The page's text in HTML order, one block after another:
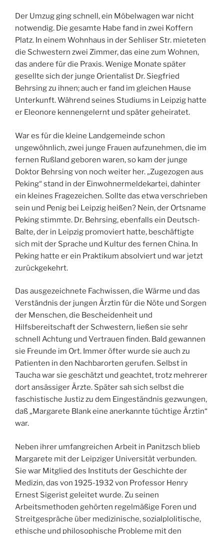
Der Umzug ging schnell, ein Möbelwagen war nicht
notwendig. Die gesamte Habe fand in zwei Koffern
Platz. In einem Wohnhaus in der Sehliser Str. mieteten
die Schwestern zwei Zimmer, das eine zum Wohnen,
das andere für die Praxis. Wenige Monate später
gesellte sich der junge Orientalist Dr. Siegfried
Behrsing zu ihnen; auch er fand im gleichen Hause
Unterkunft. Während seines Studiums in Leipzig hatte
er Eleonore kennengelernt und später geheiratet.
War es für die kleine Landgemeinde schon
ungewöhnlich, zwei junge Frauen aufzunehmen, die im
fernen Rußland geboren waren, so kam der junge
Doktor Behrsing von noch weiter her. „Zugezogen aus
Peking“ stand in der Einwohnermeldekartei, dahinter
ein kleines Fragezeichen. Sollte das etwa verschrieben
sein und Penig bei Leipzig heißen? Nein, der Ortsname
Peking stimmte. Dr. Behrsing, ebenfalls ein Deutsch-
Balte, der in Leipzig promoviert hatte, beschäftigte
sich mit der Sprache und Kultur des fernen China. In
Peking hatte er ein Praktikum absolviert und war jetzt
zurückgekehrt.
Das ausgezeichnete Fachwissen, die Wärme und das
Verständnis der jungen Ärztin für die Nöte und Sorgen
der Menschen, die Bescheidenheit und
Hilfsbereitschaft der Schwestern, ließen sie sehr
schnell Achtung und Vertrauen finden. Bald gewannen
sie Freunde im Ort. Immer öfter wurde sie auch zu
Patienten in den Nachbarorten gerufen. Selbst in
Taucha war sie geschätzt und geachtet, trotz mehrerer
dort ansässiger Ärzte. Später sah sich selbst die
faschistische Justiz zu dem Eingeständnis gezwungen,
daß „Margarete Blank eine anerkannte tüchtige Ärztin“
war.
Neben ihrer umfangreichen Arbeit in Panitzsch blieb
Margarete mit der Leipziger Universität verbunden.
Sie war Mitglied des Instituts der Geschichte der
Medizin, das von 1925-1932 von Professor Henry
Ernest Sigerist geleitet wurde. Zu seinen
Arbeitsmethoden gehörten regelmäßige Foren und
Streitgespräche über medizinische, sozialplolitische,
ethische und philosophische Probleme mit den